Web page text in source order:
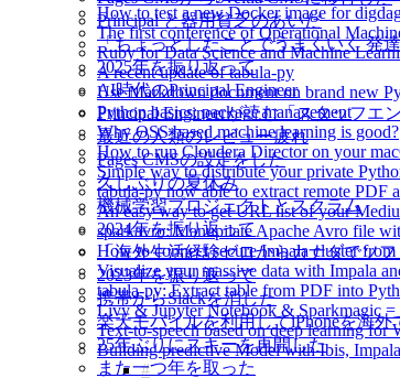
Principal と器用貧乏のあいだ
「ちょっとしたことでうまくいく 発
2025年を振り返って
AI時代のPrincipal Engineer
Principal Engineerが読む「スタッフエ
最近の人類のレビュー疲れ
Pages CMSの設定をした
久しぶりの夏休み
機械学習プロジェクトとスクラム
2024年を振り返って
「海外生活経験ゼロからカナダでソ
2023年を振り返って
携帯からSlackを消した
楽天モバイルを利用してiPhoneを海
25年ぶりにスキーを再開した
また一つ年を取った
How to test a new Docker image for
The first conference of Operational
Ruby for Data Science and Machine
A recent update of tabula-py
Use Markdown document on brand new
Python basics: package management
Why OSS based machine learning is good?
How to run Cloudera Director on your
Simple way to distribute your private
tabula-py now able to extract remote PDF
An easy way to get URL list of your
sparkavro: Manupilate Apache Avro file
How to connect secure Impala cluster
Visualize your massive data with Impala
tabula-py: Extract table from PDF into
Livy & Jupyter Notebook & Sparkmagic
Text-to-speech based on deep learning
Building predictive Model with Ibis,